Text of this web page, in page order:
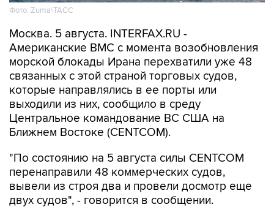
Фото: Zuma\ТАСС
Москва. 5 августа. INTERFAX.RU -
Американские ВМС с момента возобновления
морской блокады Ирана перехватили уже 48
связанных с этой страной торговых судов,
которые направлялись в ее порты или
выходили из них, сообщило в среду
Центральное командование ВС США на
Ближнем Востоке (CENTCOM).
"По состоянию на 5 августа силы CENTCOM
перенаправили 48 коммерческих судов,
вывели из строя два и провели досмотр еще
двух судов", - говорится в сообщении.